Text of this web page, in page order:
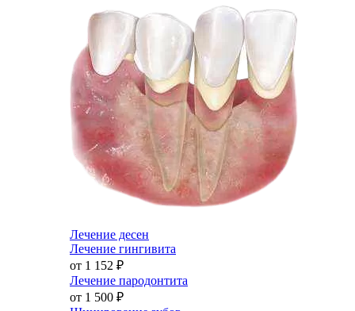
Лечение десен
Лечение гингивита
от 1 152 ₽
Лечение пародонтита
от 1 500 ₽